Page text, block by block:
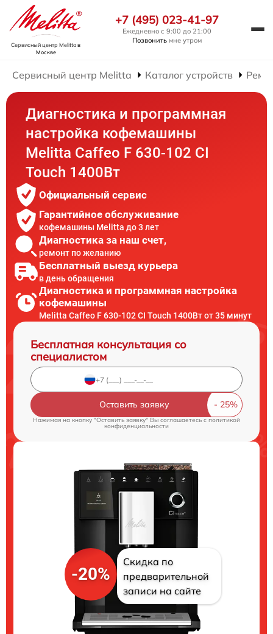
Сервисный центр Melittaв
Москве
+7 (495) 023-41-97
Ежедневно с 9:00 до 21:00
Позвонить мне утром
Сервисный центр Melitta Каталог устройств
Диагностика и программная
настройка кофемашины
Melitta Caffeo F 630-102 CI
Touch 1400Вт
Официальный сервис
Гарантийное обслуживание
кофемашины Melitta до 3 лет
Диагностика за наш счет,
ремонт по желанию
Бесплатный выезд курьера
в день обращения
Диагностика и программная настройка
кофемашины
Melitta Caffeo F 630-102 CI Touch 1400Вт от 35 минут
Бесплатная консультация со
специалистом
Оставить заявку
Нажимая на кнопку "Оставить заявку" Вы соглашаетесь cполитикой
конфиденциальности
-20%
Скидка по
предварительной
записи на сайте